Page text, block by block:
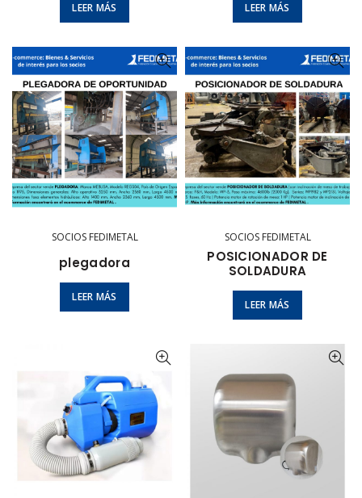
LEER MÁS LEER MÁS
SOCIOS FEDIMETAL
plegadora
LEER MÁS
SOCIOS FEDIMETAL
POSICIONADOR DE
SOLDADURA
LEER MÁS